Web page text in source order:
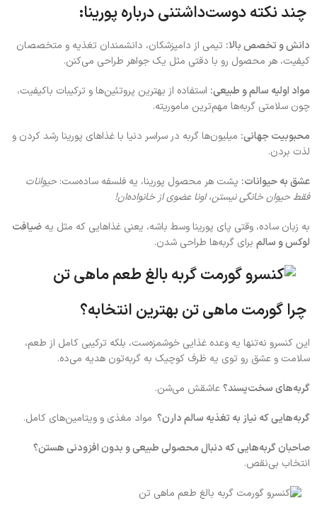
چند نکته دوست‌داشتنی درباره پورینا:
دانش و تخصص بالا: تیمی از دامپزشکان، دانشمندان تغذیه و متخصصان
کیفیت، هر محصول رو با دقتی مثل یک جواهر طراحی می‌کنن.
مواد اولیه سالم و طبیعی: استفاده از بهترین پروتئین‌ها و ترکیبات باکیفیت،
چون سلامتی گربه‌ها مهم‌ترین ماموریته.
محبوبیت جهانی: میلیون‌ها گربه در سراسر دنیا با غذاهای پورینا رشد کردن و
لذت بردن.
عشق به حیوانات: پشت هر محصول پورینا، یه فلسفه ساده‌ست:حیوانات
فقط حیوان خانگی نیستن، اونا عضوی از خانواده‌ان!
به زبان ساده، وقتی پای پورینا وسط باشه، یعنی غذاهایی که مثل یه ضیافت
لوکس و سالم برای گربه‌ها طراحی شدن.
چرا گورمت ماهی تن بهترین انتخابه؟
این کنسرو نه‌تنها یه وعده غذایی خوشمزه‌ست، بلکه ترکیبی کامل از طعم،
سلامت و عشق رو توی یه ظرف کوچیک به گربه‌تون هدیه می‌ده.
گربه‌های سخت‌پسند؟عاشقش می‌شن.
گربه‌هایی که نیاز به تغذیه سالم دارن؟ مواد مغذی و ویتامین‌های کامل.
صاحبان گربه‌هایی که دنبال محصولی طبیعی و بدون افزودنی هستن؟
انتخاب بی‌نقص.